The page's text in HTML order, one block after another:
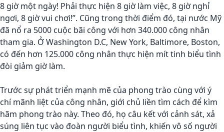
8 giờ một ngày! Phải thực hiện 8 giờ làm việc, 8 giờ nghỉ
ngơi, 8 giờ vui chơi!”. Cũng trong thời điểm đó, tại nước Mỹ
đã nổ ra 5000 cuộc bãi công với hơn 340.000 công nhân
tham gia. Ở Washington D.C, New York, Baltimore, Boston,
có đến hơn 125.000 công nhân thực hiện mít tinh biểu tình
đòi giảm giờ làm.
Trước sự phát triển mạnh mẽ của phong trào cùng với ý
chí mãnh liệt của công nhân, giới chủ liền tìm cách để kìm
hãm phong trào này. Theo đó, họ câu kết với cảnh sát, xả
súng liên tục vào đoàn người biểu tình, khiến vô số người